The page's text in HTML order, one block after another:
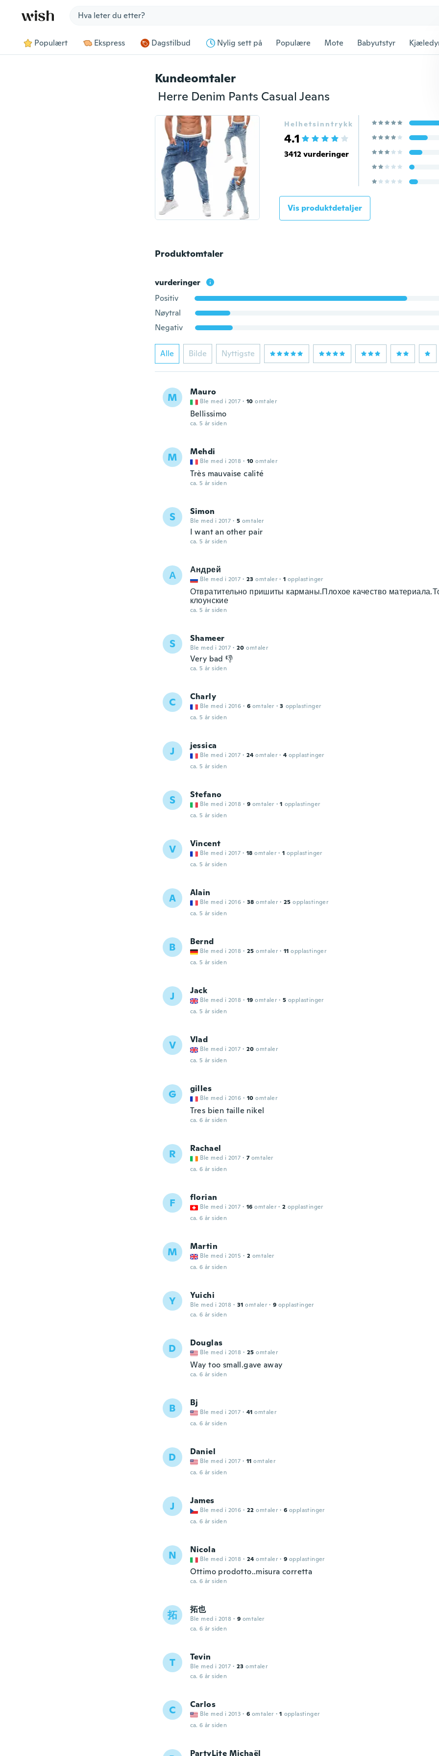
Populært Ekspress Dagstilbud Nylig sett på Populære Mote Babyutstyr
Kundeomtaler
Herre Denim Pants Casual Jeans
Helhetsinntrykk
4.1
3412 vurderinger
Vis produktdetaljer
Produktomtaler
vurderinger
Positiv
Nøytral
Negativ
Alle Bilde Nyttigste
M Mauro
Ble med i 2017 · 10 omtaler
Bellissimo
ca. 5 år siden
M Mehdi
Ble med i 2018 · 10 omtaler
Très mauvaise calité
ca. 5 år siden
S Simon
Ble med i 2017 · 5 omtaler
I want an other pair
ca. 5 år siden
А Андрей
Ble med i 2017 · 23 omtaler · 1 opplastinger
Отвратительно пришиты карманы.Плохое качество
клоунские
ca. 5 år siden
S Shameer
Ble med i 2017 · 20 omtaler
Very bad 👎
ca. 5 år siden
C Charly
Ble med i 2016 · 6 omtaler · 3 opplastinger
ca. 5 år siden
J jessica
Ble med i 2017 · 24 omtaler · 4 opplastinger
ca. 5 år siden
S Stefano
Ble med i 2018 · 9 omtaler · 1 opplastinger
ca. 5 år siden
V Vincent
Ble med i 2017 · 18 omtaler · 1 opplastinger
ca. 5 år siden
A Alain
Ble med i 2016 · 38 omtaler · 25 opplastinger
ca. 5 år siden
B Bernd
Ble med i 2018 · 25 omtaler · 11 opplastinger
ca. 5 år siden
J Jack
Ble med i 2018 · 19 omtaler · 5 opplastinger
ca. 5 år siden
V Vlad
Ble med i 2017 · 20 omtaler
ca. 5 år siden
G gilles
Ble med i 2016 · 10 omtaler
Tres bien taille nikel
ca. 6 år siden
R Rachael
Ble med i 2017 · 7 omtaler
ca. 6 år siden
F florian
Ble med i 2017 · 16 omtaler · 2 opplastinger
ca. 6 år siden
M Martin
Ble med i 2015 · 2 omtaler
ca. 6 år siden
Y Yuichi
Ble med i 2018 · 31 omtaler · 9 opplastinger
ca. 6 år siden
D Douglas
Ble med i 2018 · 25 omtaler
Way too small.gave away
ca. 6 år siden
B Bj
Ble med i 2017 · 41 omtaler
ca. 6 år siden
D Daniel
Ble med i 2017 · 11 omtaler
ca. 6 år siden
J James
Ble med i 2016 · 22 omtaler · 6 opplastinger
ca. 6 år siden
N Nicola
Ble med i 2018 · 24 omtaler · 9 opplastinger
Ottimo prodotto..misura corretta
ca. 6 år siden
拓 拓也
Ble med i 2018 · 9 omtaler
ca. 6 år siden
T Tevin
Ble med i 2017 · 23 omtaler
ca. 6 år siden
C Carlos
Ble med i 2013 · 6 omtaler · 1 opplastinger
ca. 6 år siden
PartyLite Michaël